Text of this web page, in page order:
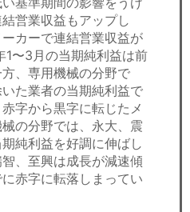
営業収益もアップし
カーで連結営業収益が
〜3月の当期純利益は前
、専用機械の分野で
た業者の当期純利益で
字から黒字に転じたメ
の分野では、永大、震
純利益を好調に伸ばし
、至興は成長が減速傾
赤字に転落しまってい